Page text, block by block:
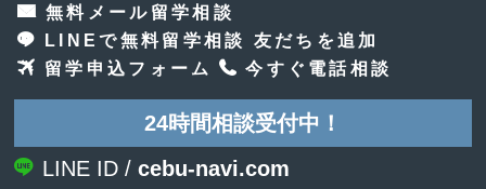
無料メール留学相談
LINEで無料留学相談 友だちを追加
留学申込フォーム
今すぐ電話相談
24時間相談受付中！
LINE ID /cebu-navi.com